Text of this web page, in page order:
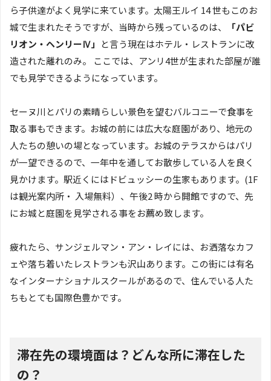
ら子供達がよく見学に来ています。太陽王ルイ 14 世もこのお
城で生まれたそうですが、当時から残っているのは、
「パビ
リオン・ヘンリーⅣ」
と言う現在はホテル・レストランに改
造された離れのみ。 ここでは、アンリ4世が生まれた部屋が誰
でも見学できるようになっています。
セーヌ川とパリの素晴らしい景色を望むバルコニーで食事を
取る事もできます。お城の前には広大な庭園があり、地元の
人たちの憩いの場となっています。お城のテラスからはパリ
が一望できるので、一年中を通してお散歩している人を良く
見かけます。駅近くにはドビュッシーの生家もあります。(1F
は観光案内所・ 入場無料）、午後2 時から開館ですので、先
にお城と庭園を見学される事をお薦め致します。
疲れたら、サンジェルマン・アン・レイには、お洒落なカフ
ェや落ち着いたレストランも沢山あります。この街には有名
なインターナショナルスクールがあるので、住んでいる人た
ちもとても国際色豊かです。
滞在先の環境面は？どんな所に滞在した
の？